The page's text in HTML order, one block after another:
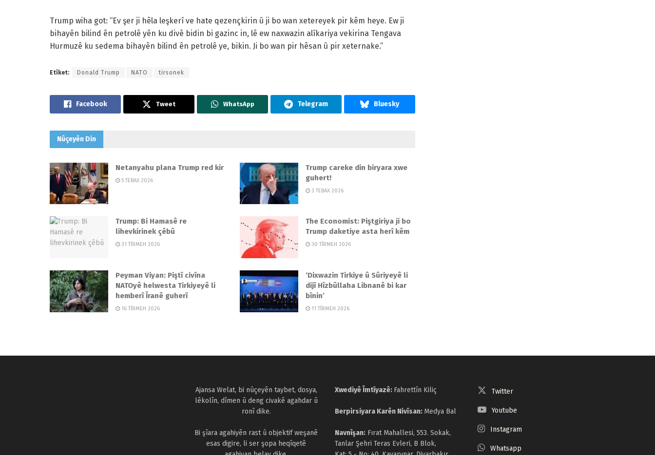
Trump wiha got: “Ev şer ji hêla leşkerî ve hate qezençkirin û ji bo wan xetereyek pir kêm heye. Ew ji
bihayên bilind ên petrolê yên ku divê bidin bi gazinc in, lê ew naxwazin alîkariya vekirina Tengava
Hurmuzê ku sedema bihayên bilind ên petrolê ye, bikin. Ji bo wan pir hêsan û pir xeternake.”
Etîket: Donald Trump NATO tirsonek
Tweet WhatsApp
Nûçeyên Din
Netanyahu plana Trump red kir
5 TEBAX 2026
Trump careke din biryara xwe
guhert!
3 TEBAX 2026
Trump: Bi Hamasê re
lihevkirinek çêbû
31 TÎRMEH 2026
The Economist: Piştgiriya ji bo
Trump daketiye asta herî kêm
30 TÎRMEH 2026
Peyman Viyan: Piştî civîna
NATOyê helwesta Tirkiyeyê li
hemberî Îranê guherî
16 TÎRMEH 2026
‘Dixwazin Tirkiye û Sûriyeyê li
dijî Hîzbûllaha Libnanê bi kar
bînin’
11 TÎRMEH 2026
Ajansa Welat, bi nûçeyên taybet, dosya,
lêkolîn, dîmen û deng civakê agahdar û
ronî dike.
Bi şîara agahiyên rast û objektif weşanê
esas digire, li ser şopa heqîqetê
Xwediyê Îmtîyazê: Fahrettîn Kiliç
Berpirsiyara Karên Nivîsan: Medya Bal
Navnîşan: Fırat Mahallesi, 553. Sokak,
Tanlar Şehri Teras Evleri, B Blok,
Twitter
Youtube
Instagram
Whatsapp